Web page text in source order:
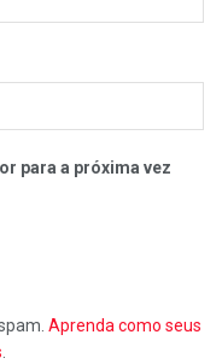
para a próxima vez
Aprenda como seus